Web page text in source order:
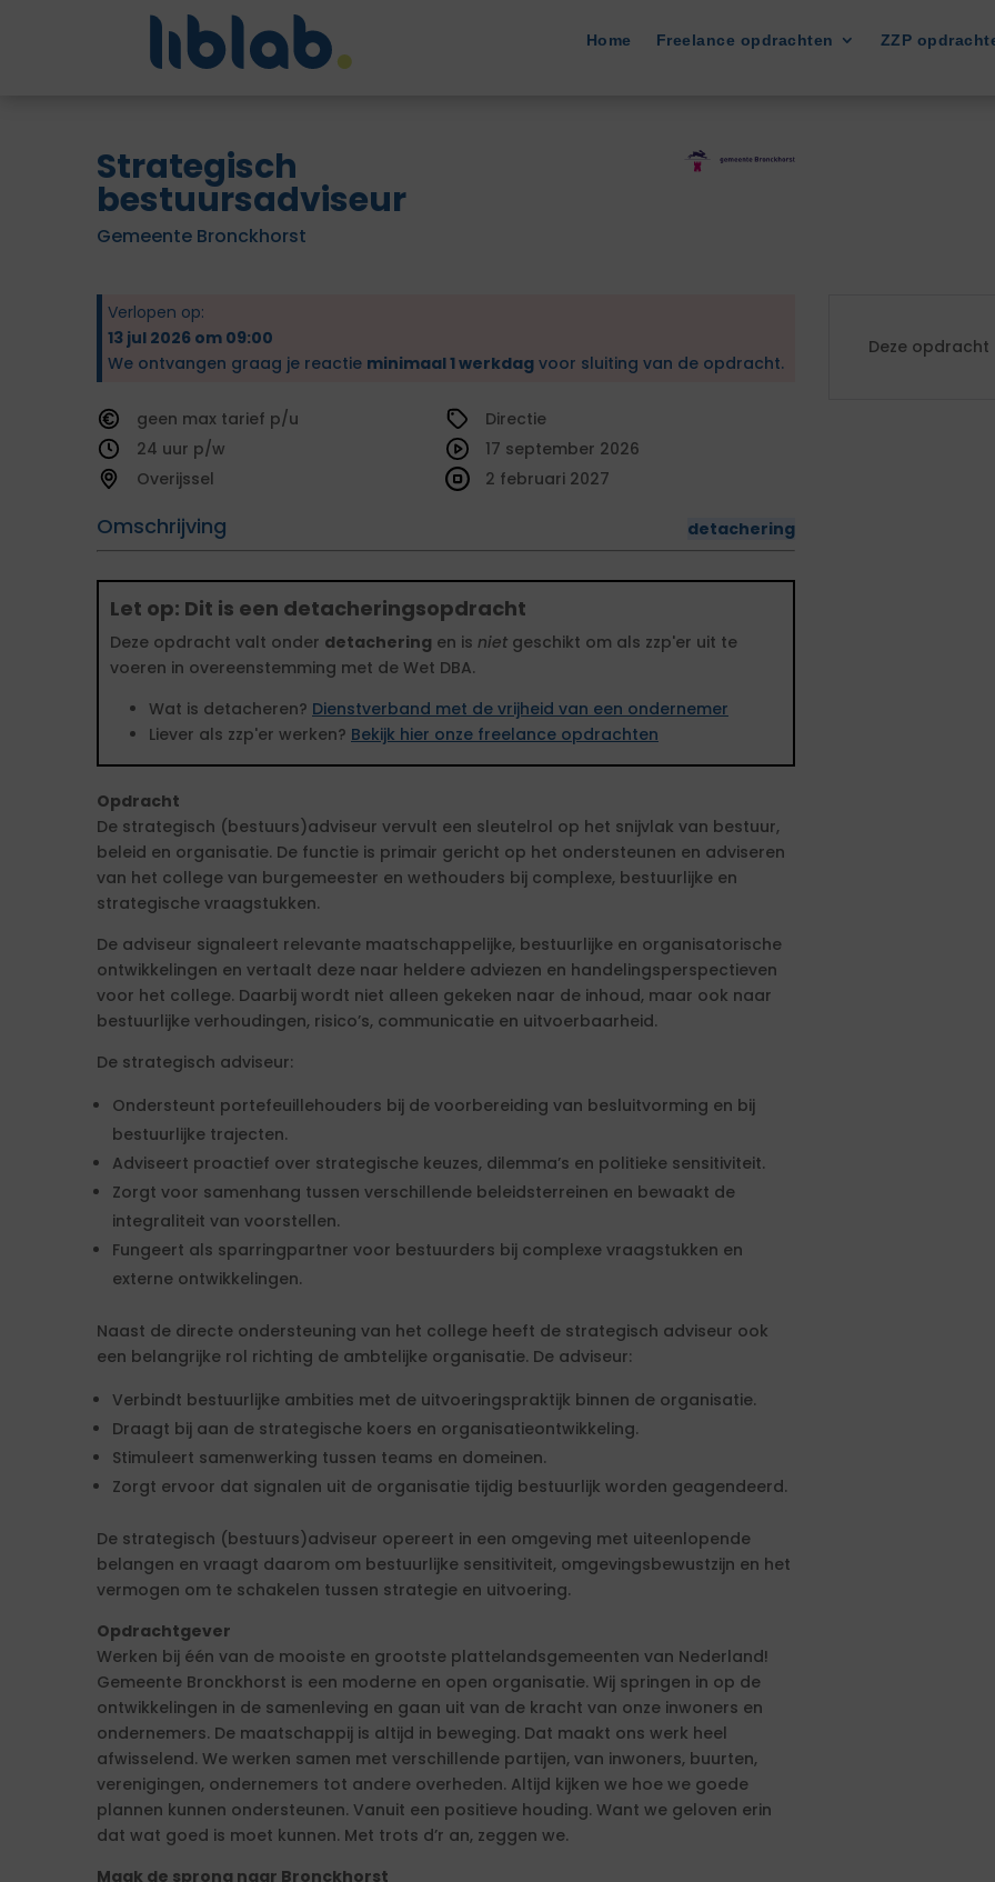
Home Freelance opdrachten ZZP
Strategisch
bestuursadviseur
Gemeente Bronckhorst
Verlopen op:
13 jul 2026 om 09:00
We ontvangen graag je reactie minimaal 1 werkdag voor sluiting van de opdracht.
geen
tarief
24
Overijssel
Directie
Omschrijving detachering
17 september 2026
2 februari 2027
Let op: Dit is een detacheringsopdracht
Deze opdracht valt onder detachering en is niet geschikt om als zzp'er uit te
voeren in overeenstemming met de Wet DBA.
Wat is detacheren? Dienstverband met de vrijheid van een ondernemer
Liever als zzp'er werken? Bekijk hier onze freelance opdrachten
Opdracht
De strategisch (bestuurs)adviseur vervult een sleutelrol op het snijvlak van bestuur,
beleid en organisatie. De functie is primair gericht op het ondersteunen en adviseren
van het college van burgemeester en wethouders bij complexe, bestuurlijke en
strategische vraagstukken.
De adviseur signaleert relevante maatschappelijke, bestuurlijke en organisatorische
ontwikkelingen en vertaalt deze naar heldere adviezen en handelingsperspectieven
voor het college. Daarbij wordt niet alleen gekeken naar de inhoud, maar ook naar
bestuurlijke verhoudingen, risico’s, communicatie en uitvoerbaarheid.
De strategisch adviseur:
Ondersteunt portefeuillehouders bij de voorbereiding van besluitvorming en bij
bestuurlijke trajecten.
Adviseert proactief over strategische keuzes, dilemma’s en politieke sensitiviteit.
Zorgt voor samenhang tussen verschillende beleidsterreinen en bewaakt de
integraliteit van voorstellen.
Fungeert als sparringpartner voor bestuurders bij complexe vraagstukken en
externe ontwikkelingen.
Naast de directe ondersteuning van het college heeft de strategisch adviseur ook
een belangrijke rol richting de ambtelijke organisatie. De adviseur:
Verbindt bestuurlijke ambities met de uitvoeringspraktijk binnen de organisatie.
Draagt bij aan de strategische koers en organisatieontwikkeling.
Stimuleert samenwerking tussen teams en domeinen.
Zorgt ervoor dat signalen uit de organisatie tijdig bestuurlijk worden geagendeerd.
De strategisch (bestuurs)adviseur opereert in een omgeving met uiteenlopende
belangen en vraagt daarom om bestuurlijke sensitiviteit, omgevingsbewustzijn en het
vermogen om te schakelen tussen strategie en uitvoering.
Opdrachtgever
Werken bij één van de mooiste en grootste plattelandsgemeenten van Nederland!
Gemeente Bronckhorst is een moderne en open organisatie. Wij springen in op de
ontwikkelingen in de samenleving en gaan uit van de kracht van onze inwoners en
ondernemers. De maatschappij is altijd in beweging. Dat maakt ons werk heel
afwisselend. We werken samen met verschillende partijen, van inwoners, buurten,
verenigingen, ondernemers tot andere overheden. Altijd kijken we hoe we goede
plannen kunnen ondersteunen. Vanuit een positieve houding. Want we geloven erin
dat wat goed is moet kunnen. Met trots d’r an, zeggen we.
Maak de sprong naar Bronckhorst
Deze opdracht